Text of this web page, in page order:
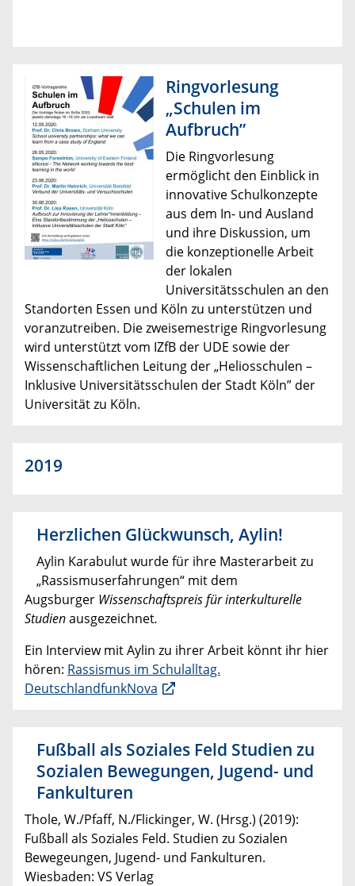
Ringvorlesung
„Schulen im
Aufbruch”
Die Ringvorlesung
ermöglicht den Einblick in
innovative Schulkonzepte
aus dem In- und Ausland
und ihre Diskussion, um
die konzeptionelle Arbeit
der lokalen
Universitätsschulen an den
Standorten Essen und Köln zu unterstützen und
voranzutreiben. Die zweisemestrige Ringvorlesung
wird unterstützt vom IZfB der UDE sowie der
Wissenschaftlichen Leitung der „Heliosschulen –
Inklusive Universitätsschulen der Stadt Köln” der
Universität zu Köln.
2019
Herzlichen Glückwunsch, Aylin!
Aylin Karabulut wurde für ihre Masterarbeit zu
„Rassismuserfahrungen“ mit dem
Augsburger Wissenschaftspreis für interkulturelle
Studienausgezeichnet.
Ein Interview mit Aylin zu ihrer Arbeit könnt ihr hier
hören: Rassismus im Schulalltag.
DeutschlandfunkNova
Fußball als Soziales Feld Studien zu
Sozialen Bewegungen, Jugend- und
Fankulturen
Thole, W./Pfaff, N./Flickinger, W. (Hrsg.) (2019):
Fußball als Soziales Feld. Studien zu Sozialen
Bewegeungen, Jugend- und Fankulturen.
Wiesbaden: VS Verlag